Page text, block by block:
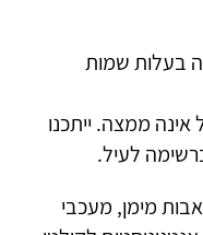
בעלות שמות
ממצה. ייתכנו
לעיל.
מימן, מעכבי